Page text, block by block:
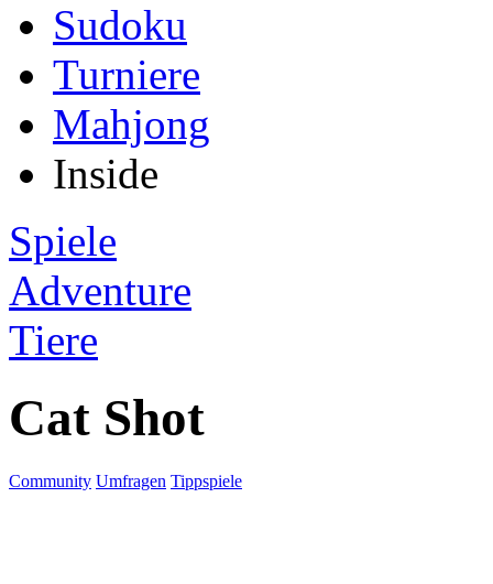
Sudoku
Turniere
Mahjong
Inside
Spiele
Adventure
Tiere
Cat Shot
Community Umfragen Tippspiele